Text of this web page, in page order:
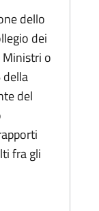
dello
dei
o
del
fra gli